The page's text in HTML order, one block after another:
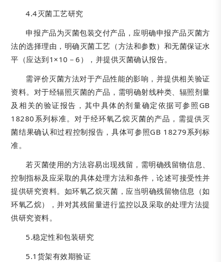
4.4灭菌工艺研究
申报产品为灭菌包装交付产品，应明确申报产品灭菌方
法的选择理由，明确灭菌工艺（方法和参数）和无菌保证水
平（应达到1×10－6），并提供灭菌确认报告。
需评价灭菌方法对于产品性能的影响，并提供相关验证
资料。对于经辐照灭菌的产品，需明确射线种类、辐照剂量
及相关的验证报告，其中具体的剂量确定依据可参照GB
18280系列标准。对于经环氧乙烷灭菌的产品，需提供灭
菌结果确认和过程控制报告，具体可参照GB 18279系列标
准。
若灭菌使用的方法容易出现残留，需明确残留物信息、
控制指标及应采取的具体处理方法和条件，论述可接受性并
提供研究资料。如环氧乙烷灭菌，应当明确残留物信息（如
环氧乙烷），并对其残留量进行监控以及采取的处理方法提
供研究资料。
5.稳定性和包装研究
5.1货架有效期验证